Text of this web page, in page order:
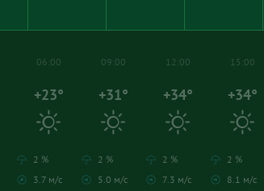
06:00
+23°
2 %
3.7 м/с
09:00
+31°
2 %
5.0 м/с
12:00
+34°
2 %
7.3 м/с
15:00
+34°
2 %
8.1 м/с